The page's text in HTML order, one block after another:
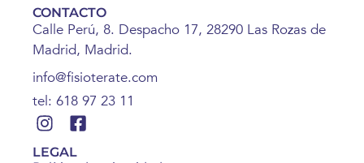
CONTACTO
Calle Perú, 8. Despacho 17, 28290 Las Rozas de
Madrid, Madrid.
info@fisioterate.com
tel: 618 97 23 11
LEGAL